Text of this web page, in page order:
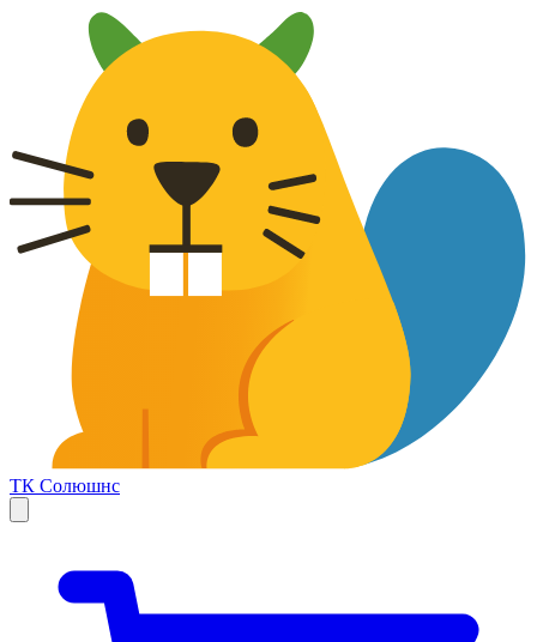
ТК Солюшнс